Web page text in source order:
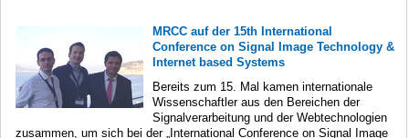
MRCC auf der 15th International
Conference on Signal Image Technology &
Internet based Systems
Bereits zum 15. Mal kamen internationale
Wissenschaftler aus den Bereichen der
Signalverarbeitung und der Webtechnologien
zusammen, um sich bei der „International Conference on Signal Image